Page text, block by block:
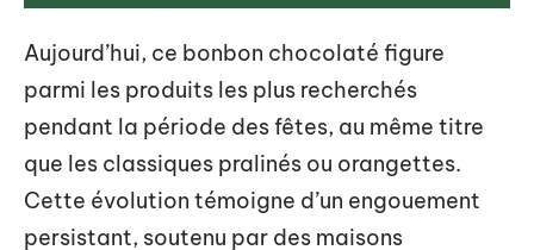
Aujourd’hui, ce bonbon chocolaté figure
parmi les produits les plus recherchés
pendant la période des fêtes, au même titre
que les classiques pralinés ou orangettes.
Cette évolution témoigne d’un engouement
persistant, soutenu par des maisons